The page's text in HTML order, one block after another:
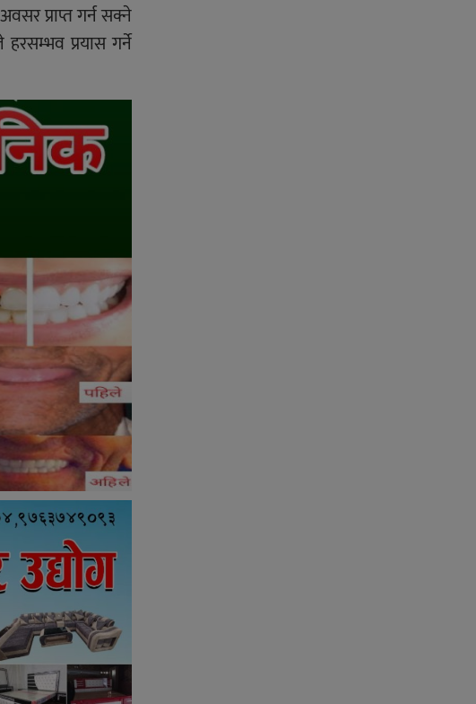
प्राप्त गर्न सक्ने
प्रयास गर्ने